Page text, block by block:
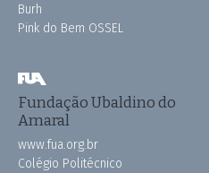
Burh
Pink do Bem OSSEL
Fundação Ubaldino do
Amaral
www.fua.org.br
Colégio Politécnico